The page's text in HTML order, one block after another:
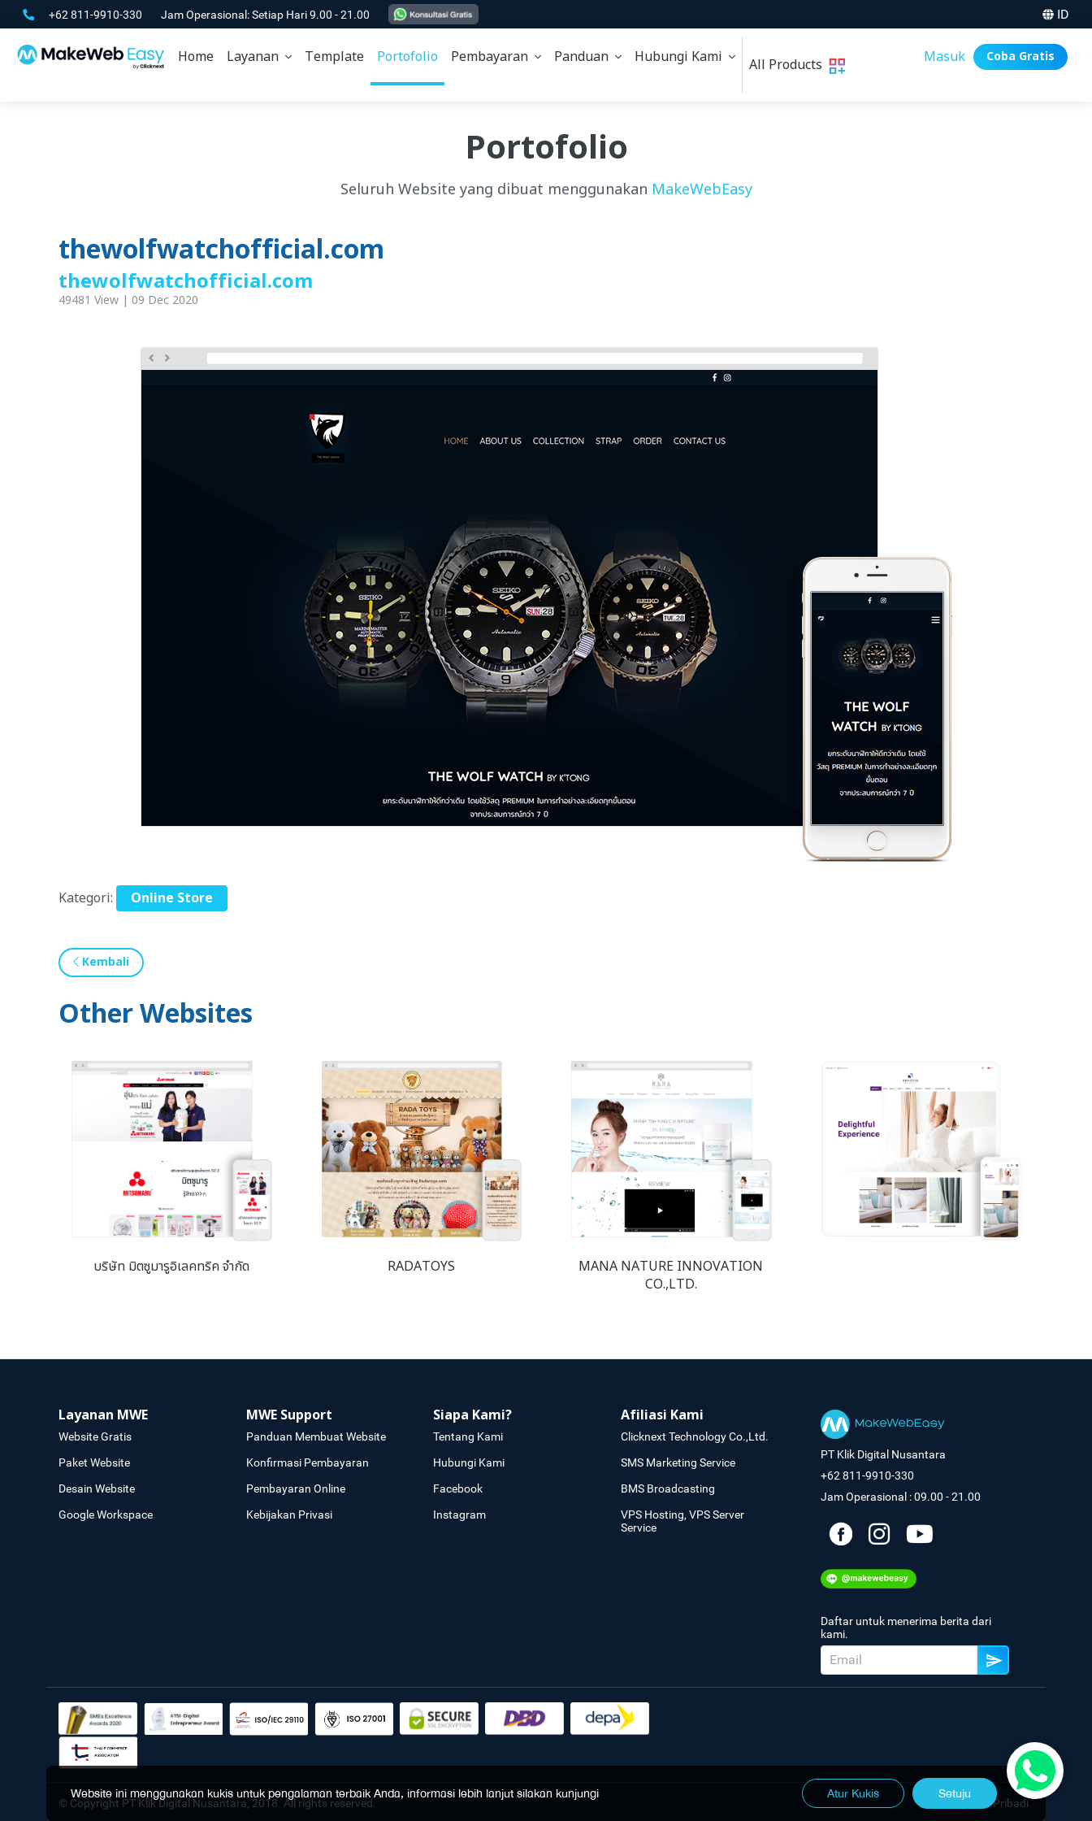
+62 811-9910-330 Jam Operasional: Setiap Hari 9.00 - 21.00 ID
Home Layanan Template Portofolio Pembayaran Panduan Hubungi Kami All Products Masuk Coba Gratis
Portofolio
Seluruh Website yang dibuat menggunakan MakeWebEasy
thewolfwatchofficial.com
thewolfwatchofficial.com
49481 View | 09 Dec 2020
Kategori: Online Store
Kembali
Other Websites
บริษัท มิตซูมารูอิเลคทริค จำกัด RADATOYS
MANA NATURE INNOVATION
CO.,LTD.
Layanan MWE
Website Gratis
Paket Website
Desain Website
Google Workspace
MWE Support
Panduan Membuat Website
Konfirmasi Pembayaran
Pembayaran Online
Kebijakan Privasi
Siapa Kami?
Tentang Kami
Hubungi Kami
Facebook
Instagram
Afiliasi Kami
Clicknext Technology Co.,Ltd.
SMS Marketing Service
BMS Broadcasting
VPS Hosting, VPS Server
Service
PT Klik Digital Nusantara
+62 811-9910-330
Jam Operasional : 09.00 - 21.00
Daftar untuk menerima berita dari
kami.
© Copyright PT Klik Digital Nusantara, 2018. All rights reserved. Kebijakan Pribadi
Website ini menggunakan kukis untuk pengalaman terbaik Anda, informasi lebih lanjut silakan kunjungi Atur Kukis Setuju